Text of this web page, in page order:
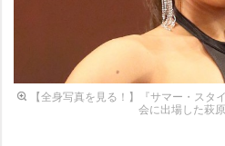
【全身写真を見る！】『サマー・スタ
会に出場した萩